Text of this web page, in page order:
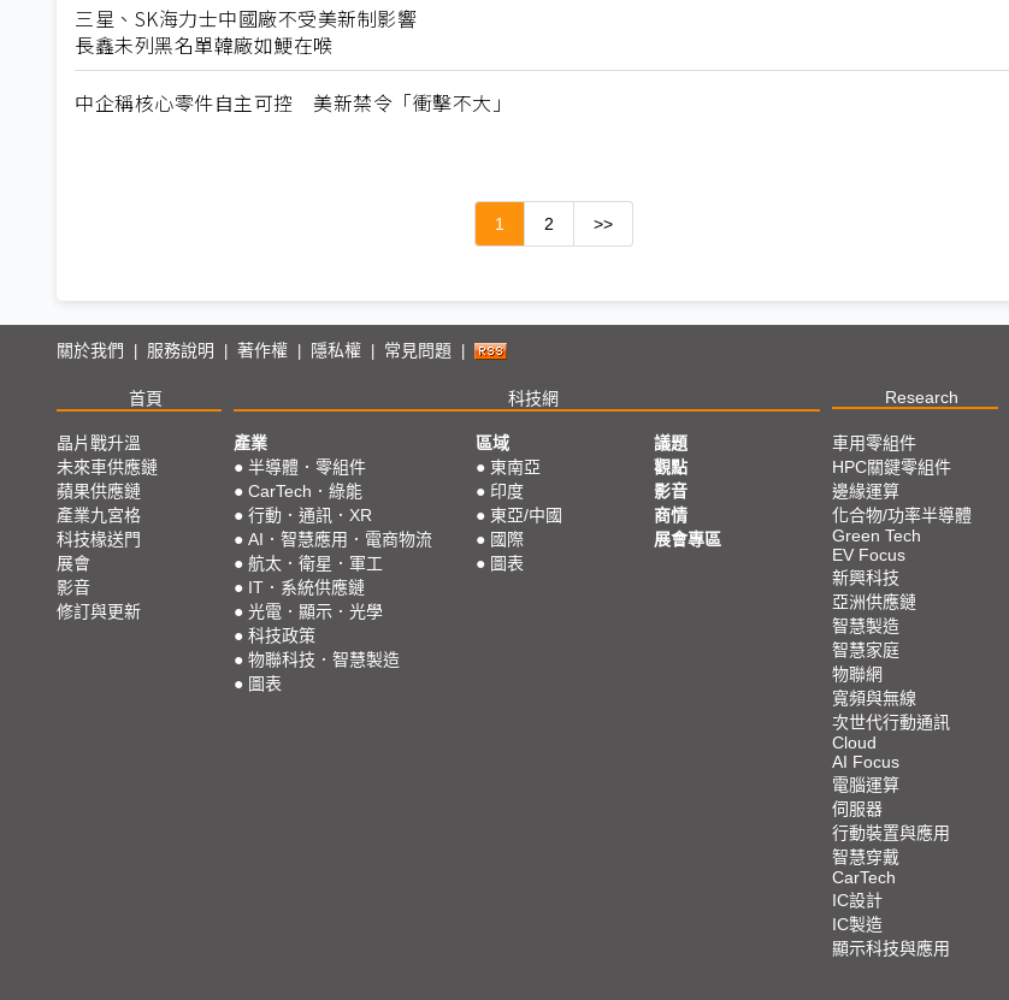
三星、SK海力士中國廠不受美新制影響
長鑫未列黑名單韓廠如鯁在喉
中企稱核心零件自主可控 美新禁令「衝擊不大」
1 2 >>
關於我們 | 服務說明 | 著作權 | 隱私權 | 常見問題 |
首頁 科技網 Research
晶片戰升溫
未來車供應鏈
蘋果供應鏈
產業九宮格
科技椽送門
展會
影音
修訂與更新
產業
● 半導體．零組件
● CarTech．綠能
● 行動．通訊．XR
● AI．智慧應用．電商物流
● 航太．衛星．軍工
● IT．系統供應鏈
● 光電．顯示．光學
● 科技政策
● 物聯科技．智慧製造
● 圖表
區域
● 東南亞
● 印度
● 東亞/中國
● 國際
● 圖表
議題
觀點
影音
商情
展會專區
車用零組件
HPC關鍵零組件
邊緣運算
化合物/功率半導體
Green Tech
EV Focus
新興科技
亞洲供應鏈
智慧製造
智慧家庭
物聯網
寬頻與無線
次世代行動通訊
Cloud
AI Focus
電腦運算
伺服器
行動裝置與應用
智慧穿戴
CarTech
IC設計
IC製造
顯示科技與應用